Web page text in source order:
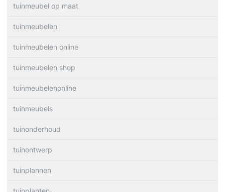
tuinmeubel op maat
tuinmeubelen
tuinmeubelen online
tuinmeubelen shop
tuinmeubelenonline
tuinmeubels
tuinonderhoud
tuinontwerp
tuinplannen